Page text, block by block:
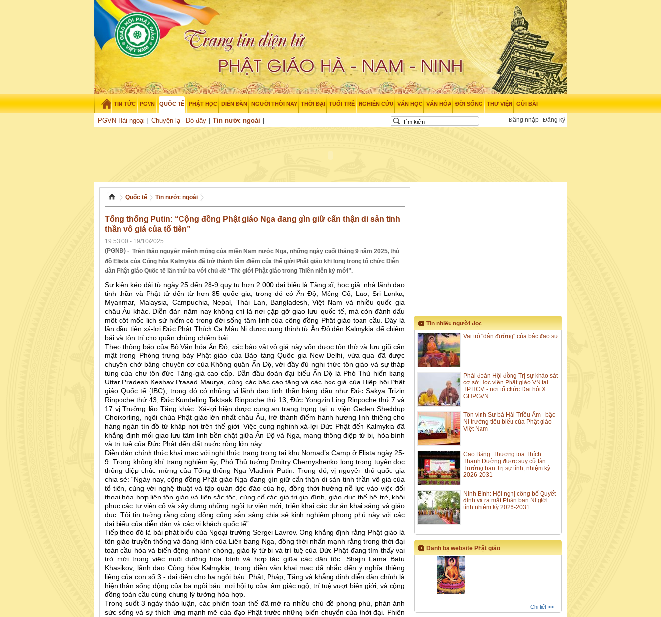
TIN TỨC PGVN QUỐC TẾ
PGVN Hải ngoại Chuyện lạ - Đó đây Tin nước ngoài
PHẬT HỌC DIỄN ĐÀN NGƯỜI THỜI NAY THỜI ĐẠI TUỔI TRẺ NGHIÊN CỨU VĂN HỌC VĂN HÓA ĐỜI SỐNG THƯ VIỆN GỬI BÀI
Thứ sáu - 7/08/2026 – 16:46 : Đăng nhập Đăng ký
Quốc tế Tin nước ngoài
Tổng thống Putin: “Cộng đồng Phật giáo Nga đang gìn giữ cẩn thận di sản tinh
thần vô giá của tổ tiên”
19:53:00 - 19/10/2025
(PGNĐ) - Trên thảo nguyên mênh mông của miền Nam nước Nga, những ngày cuối tháng 9 năm 2025, thủ
đô Elista của Cộng hòa Kalmykia đã trở thành tâm điểm của thế giới Phật giáo khi long trọng tổ chức Diễn
đàn Phật giáo Quốc tế lần thứ ba với chủ đề “Thế giới Phật giáo trong Thiên niên kỷ mới”.
Sự kiện kéo dài từ ngày 25 đến 28-9 quy tụ hơn 2.000 đại biểu là Tăng sĩ, học giả, nhà lãnh đạo
tinh thần và Phật tử đến từ hơn 35 quốc gia, trong đó có Ấn Độ, Mông Cổ, Lào, Sri Lanka,
Myanmar, Malaysia, Campuchia, Nepal, Thái Lan, Bangladesh, Việt Nam và nhiều quốc gia
châu Âu khác. Diễn đàn năm nay không chỉ là nơi gặp gỡ giao lưu quốc tế, mà còn đánh dấu
một cột mốc lịch sử hiếm có trong đời sống tâm linh của cộng đồng Phật giáo toàn cầu. Đây là
lần đầu tiên xá-lợi Đức Phật Thích Ca Mâu Ni được cung thỉnh từ Ấn Độ đến Kalmykia để chiêm
bái và tôn trí cho quần chúng chiêm bái.
Theo thông báo của Bộ Văn hóa Ấn Độ, các bảo vật vô giá này vốn được tôn thờ và lưu giữ cẩn
mật trong Phòng trưng bày Phật giáo của Bảo tàng Quốc gia New Delhi, vừa qua đã được
chuyên chở bằng chuyên cơ của Không quân Ấn Độ, với đầy đủ nghi thức tôn giáo và sự tháp
tùng của chư tôn đức Tăng-già cao cấp. Dẫn đầu đoàn đại biểu Ấn Độ là Phó Thủ hiến bang
Uttar Pradesh Keshav Prasad Maurya, cùng các bậc cao tăng và các học giả của Hiệp hội Phật
giáo Quốc tế (IBC), trong đó có những vị lãnh đạo tinh thần hàng đầu như Đức Sakya Trizin
Rinpoche thứ 43, Đức Kundeling Taktsak Rinpoche thứ 13, Đức Yongzin Ling Rinpoche thứ 7 và
17 vị Trưởng lão Tăng khác. Xá-lợi hiện được cung an trang trọng tại tu viện Geden Sheddup
Choikorling, ngôi chùa Phật giáo lớn nhất châu Âu, trở thành điểm hành hương linh thiêng cho
hàng ngàn tín đồ từ khắp nơi trên thế giới. Việc cung nghinh xá-lợi Đức Phật đến Kalmykia đã
khẳng định mối giao lưu tâm linh bền chặt giữa Ấn Độ và Nga, mang thông điệp từ bi, hòa bình
và trí tuệ của Đức Phật đến đất nước rộng lớn này.
Diễn đàn chính thức khai mạc với nghi thức trang trọng tại khu Nomad’s Camp ở Elista ngày 25-
9. Trong không khí trang nghiêm ấy, Phó Thủ tướng Dmitry Chernyshenko long trọng tuyên đọc
thông điệp chúc mừng của Tổng thống Nga Vladimir Putin. Trong đó, vị nguyên thủ quốc gia
chia sẻ: “Ngày nay, cộng đồng Phật giáo Nga đang gìn giữ cẩn thận di sản tinh thần vô giá của
tổ tiên, cùng với nghệ thuật và tập quán độc đáo của họ, đồng thời hướng nỗ lực vào việc đối
thoại hòa hợp liên tôn giáo và liên sắc tộc, củng cố các giá trị gia đình, giáo dục thế hệ trẻ, khôi
phục các tự viện cổ và xây dựng những ngôi tự viện mới, triển khai các dự án khai sáng và giáo
dục. Tôi tin tưởng rằng cộng đồng cũng sẵn sàng chia sẻ kinh nghiệm phong phú này với các
đại biểu của diễn đàn và các vị khách quốc tế”.
Tiếp theo đó là bài phát biểu của Ngoại trưởng Sergei Lavrov. Ông khẳng định rằng Phật giáo là
tôn giáo truyền thống và đáng kính của Liên bang Nga, đồng thời nhấn mạnh rằng trong thời đại
toàn cầu hóa và biến động nhanh chóng, giáo lý từ bi và trí tuệ của Đức Phật đang tìm thấy vai
trò mới trong việc nuôi dưỡng hòa bình và hợp tác giữa các dân tộc. Shajin Lama Batu
Khasikov, lãnh đạo Cộng hòa Kalmykia, trong diễn văn khai mạc đã nhắc đến ý nghĩa thiêng
liêng của con số 3 - đại diện cho ba ngôi báu: Phật, Pháp, Tăng và khẳng định diễn đàn chính là
hiện thân sống động của ba ngôi báu: nơi hội tụ của tâm giác ngộ, trí tuệ vượt biên giới, và cộng
đồng toàn cầu cùng chung lý tưởng hòa hợp.
Trong suốt 3 ngày thảo luận, các phiên toàn thể đã mở ra nhiều chủ đề phong phú, phản ánh
sức sống và sự thích ứng mạnh mẽ của đạo Phật trước những biến chuyển của thời đại. Phiên
Tin nhiều người đọc
Vai trò "dẫn đường" của bậc đạo sư
Phái đoàn Hội đồng Trị sự khảo sát
cơ sở Học viện Phật giáo VN tại
TP.HCM - nơi tổ chức Đại hội X
GHPGVN
Tôn vinh Sư bà Hải Triều Âm - bậc
Ni trưởng tiêu biểu của Phật giáo
Việt Nam
Cao Bằng: Thượng tọa Thích
Thanh Đường được suy cử tân
Trưởng ban Trị sự tỉnh, nhiệm kỳ
2026-2031
Ninh Bình: Hội nghị công bố Quyết
định và ra mắt Phân ban Ni giới
tỉnh nhiệm kỳ 2026-2031
Danh bạ website Phật giáo
Chi tiết >>